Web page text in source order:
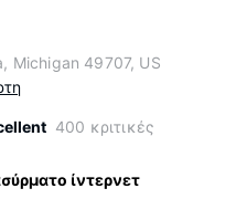
Michigan 49707, US
400 κριτικές
ίντερνετ